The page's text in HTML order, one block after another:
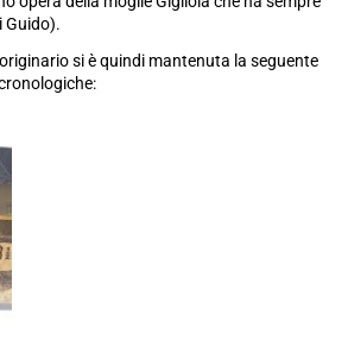
Guido).
si è quindi mantenuta la seguente